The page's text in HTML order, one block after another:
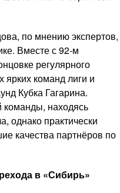
по мнению экспертов,
Вместе с 92-м
регулярного
ярких команд лиги и
Кубка Гагарина.
команды, находясь
однако практически
качества партнёров по
в «Сибирь»